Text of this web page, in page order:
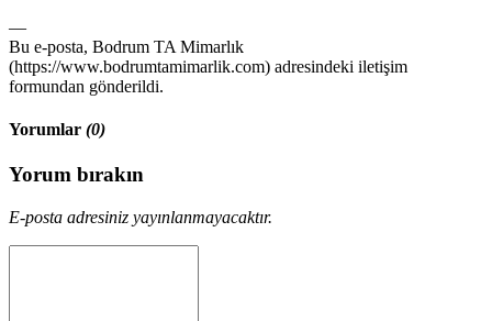
—
Bu e-posta, Bodrum TA Mimarlık
(https://www.bodrumtamimarlik.com) adresindeki iletişim
formundan gönderildi.
Yorumlar (0)
Yorum bırakın
E-posta adresiniz yayınlanmayacaktır.